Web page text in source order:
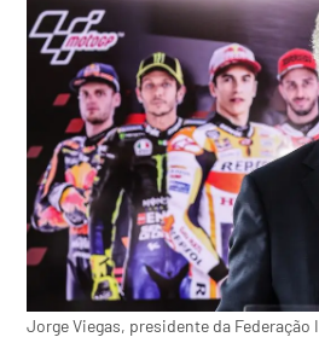
Jorge Viegas, presidente da Federação